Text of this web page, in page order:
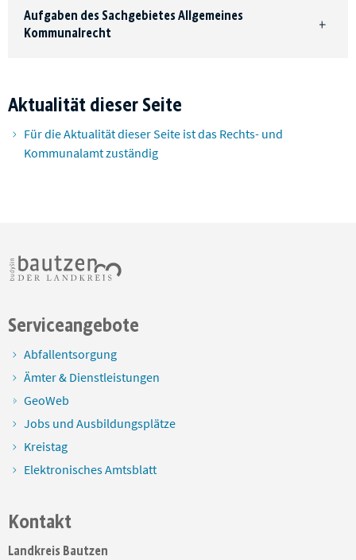
Aufgaben des Sachgebietes Allgemeines
Kommunalrecht
Aktualität dieser Seite
Für die Aktualität dieser Seite ist das Rechts- und
Kommunalamt zuständig
Kontakt
Landkreis Bautzen
Serviceangebote
Abfallentsorgung
Ämter & Dienstleistungen
GeoWeb
Jobs und Ausbildungsplätze
Kreistag
Elektronisches Amtsblatt